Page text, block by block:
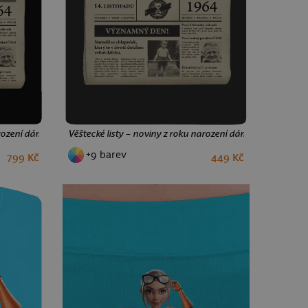
dámská mikina na zip Black
799 Kč
Věštecké listy – noviny z roku narození dámské tílko volné
+9 barev
449 Kč